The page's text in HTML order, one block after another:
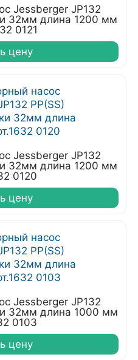
Jessberger JP132
32мм длина 1200 мм
0121
цену
Jessberger JP132
32мм длина 1200 мм
0120
цену
Jessberger JP132
32мм длина 1000 мм
0103
цену